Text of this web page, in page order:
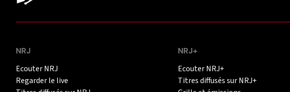
NRJ
Ecouter NRJ
Regarder le live
NRJ+
Ecouter NRJ+
Titres diffusés sur NRJ+